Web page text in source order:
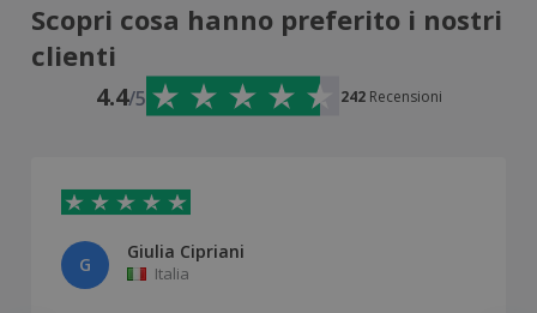
Scopri cosa hanno preferito i nostri
clienti
4.4/5 242 Recensioni
G
Giulia Cipriani
Italia